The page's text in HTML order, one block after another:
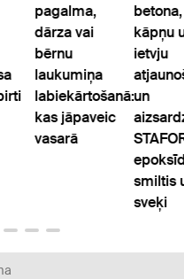
pārņem
bijušā
hokejista
Kobas Jasa
ģimenes pirti
dārza
bērnu
kas
vasarā